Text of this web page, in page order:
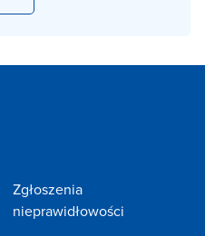
Zgłoszenia
nieprawidłowości